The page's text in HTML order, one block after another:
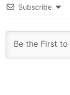
Subscribe